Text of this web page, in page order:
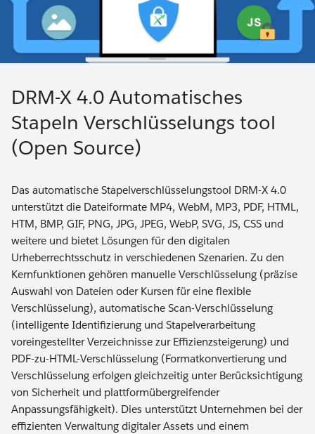
DRM-X 4.0 Automatisches
Stapeln Verschlüsselungs tool
(Open Source)
Das automatische Stapelverschlüsselungstool DRM-X 4.0
unterstützt die Dateiformate MP4, WebM, MP3, PDF, HTML,
HTM, BMP, GIF, PNG, JPG, JPEG, WebP, SVG, JS, CSS und
weitere und bietet Lösungen für den digitalen
Urheberrechtsschutz in verschiedenen Szenarien. Zu den
Kernfunktionen gehören manuelle Verschlüsselung (präzise
Auswahl von Dateien oder Kursen für eine flexible
Verschlüsselung), automatische Scan-Verschlüsselung
(intelligente Identifizierung und Stapelverarbeitung
voreingestellter Verzeichnisse zur Effizienzsteigerung) und
PDF-zu-HTML-Verschlüsselung (Formatkonvertierung und
Verschlüsselung erfolgen gleichzeitig unter Berücksichtigung
von Sicherheit und plattformübergreifender
Anpassungsfähigkeit). Dies unterstützt Unternehmen bei der
effizienten Verwaltung digitaler Assets und einem